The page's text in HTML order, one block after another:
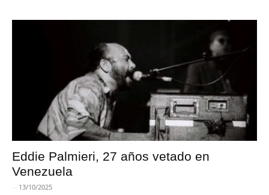
Eddie Palmieri, 27 años vetado en
Venezuela
- 13/10/2025